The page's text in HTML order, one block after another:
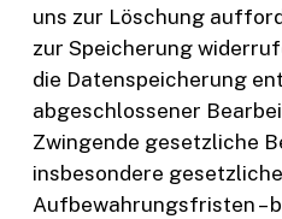
uns zur Löschung
zur Speicherung
die Datenspeicherung
abgeschlossener
Zwingende gesetzliche
insbesondere gesetzliche
Aufbewahrungsfristen –